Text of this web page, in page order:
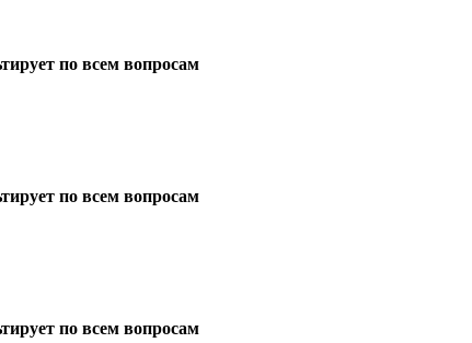
по всем вопросам
по всем вопросам
по всем вопросам